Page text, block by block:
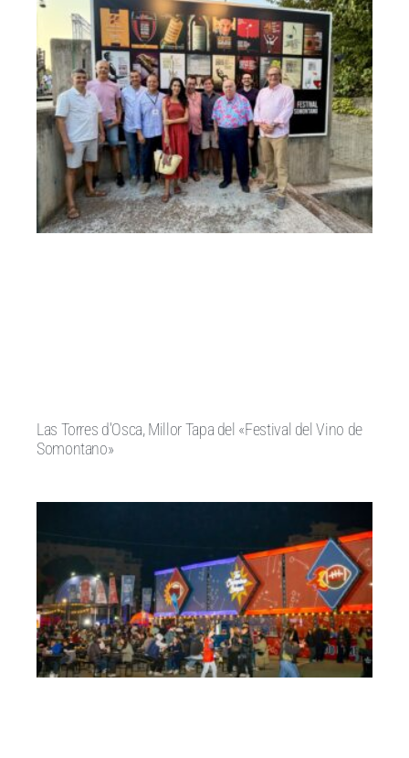
Las Torres d’Osca, Millor Tapa del «Festival del Vino de
Somontano»